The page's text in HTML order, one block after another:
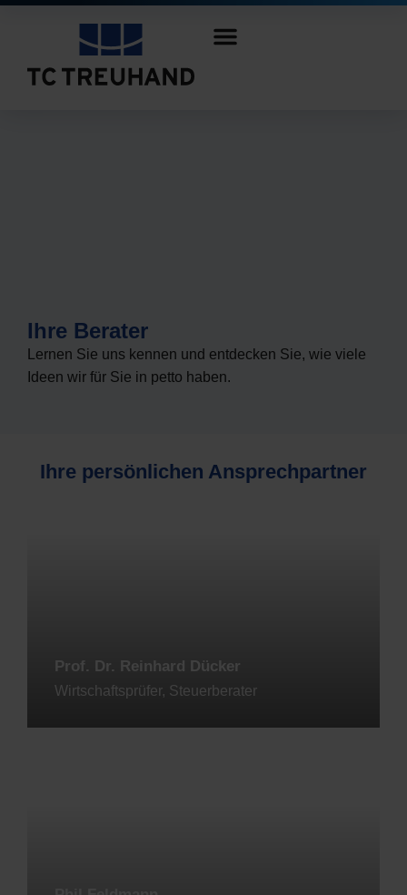
Ihre Berater
Lernen Sie uns kennen und entdecken Sie, wie viele
Ideen wir für Sie in petto haben.
Ihre persönlichen Ansprechpartner
Prof. Dr. Reinhard Dücker
Wirtschaftsprüfer, Steuerberater
Jetzt kontaktieren